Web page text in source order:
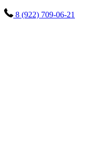
8 (922) 709-06-21